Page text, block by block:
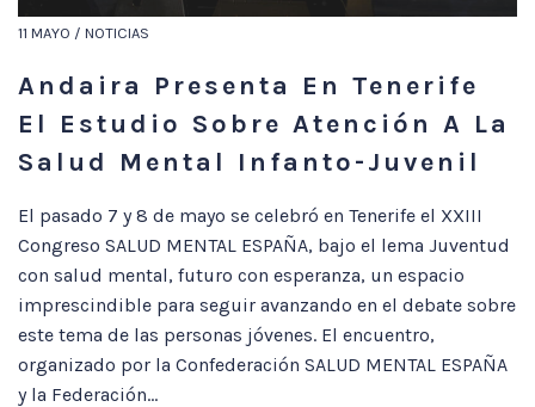
11 MAYO / NOTICIAS
Andaira Presenta En Tenerife
El Estudio Sobre Atención A La
Salud Mental Infanto-Juvenil
El pasado 7 y 8 de mayo se celebró en Tenerife el XXIII
Congreso SALUD MENTAL ESPAÑA, bajo el lema Juventud
con salud mental, futuro con esperanza, un espacio
imprescindible para seguir avanzando en el debate sobre
este tema de las personas jóvenes. El encuentro,
organizado por la Confederación SALUD MENTAL ESPAÑA
y la Federación...